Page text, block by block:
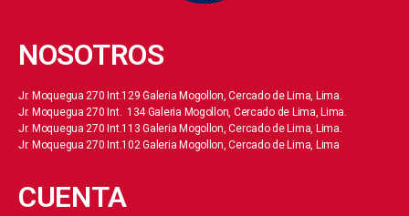
NOSOTROS
Jr. Moquegua 270 Int.129 Galeria Mogollon, Cercado de Lima, Lima.
Jr. Moquegua 270 Int. 134 Galeria Mogollon, Cercado de Lima, Lima.
Jr. Moquegua 270 Int.113 Galeria Mogollon, Cercado de Lima, Lima.
Jr. Moquegua 270 Int.102 Galeria Mogollon, Cercado de Lima, Lima
CUENTA